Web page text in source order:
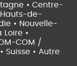
• Centre-
Hauts-de-
• Nouvelle-
Loire •
COM /
Suisse • Autre